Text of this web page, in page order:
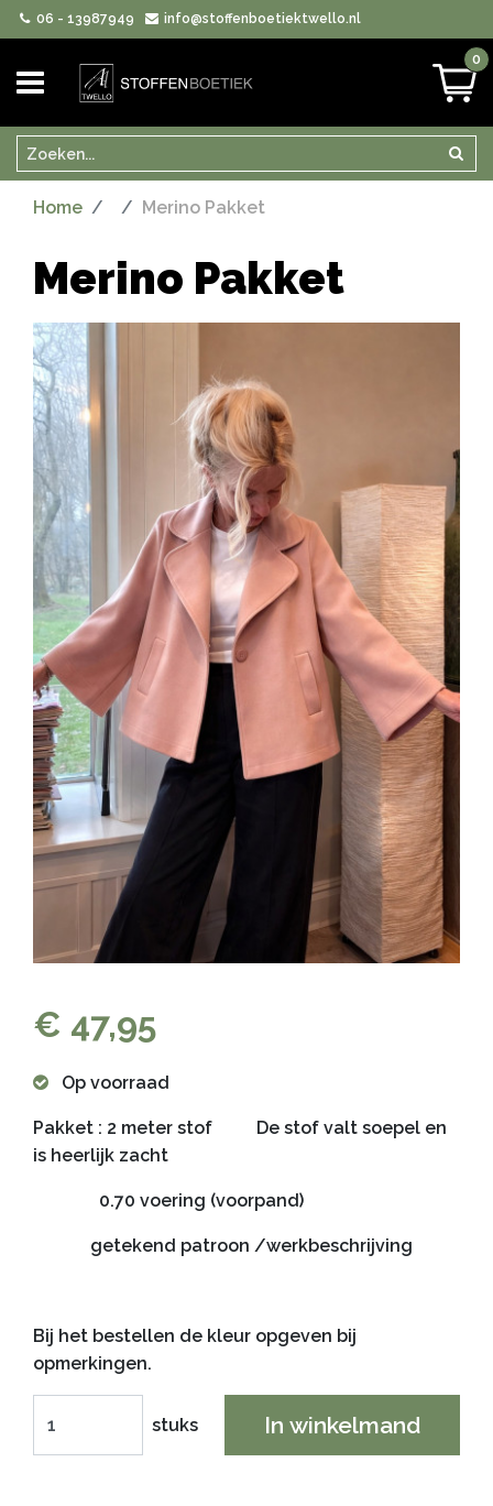
06 - 13987949 info@stoffenboetiektwello.nl
0
Zoeken
Home Merino Pakket
Merino Pakket
€ 47,95
Op voorraad
Pakket : 2 meter stof De stof valt soepel en
is heerlijk zacht
0.70 voering (voorpand)
getekend patroon /werkbeschrijving
Bij het bestellen de kleur opgeven bij
opmerkingen.
stuks In winkelmand